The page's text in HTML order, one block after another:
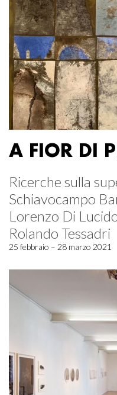
A FIOR DI
Ricerche sulla
Schiavocampo
Lorenzo Di
Rolando Tessadri
25 febbraio – 28 marzo 2021